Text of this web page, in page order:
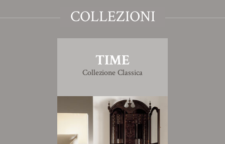
COLLEZIONI
TIME
Collezione Classica